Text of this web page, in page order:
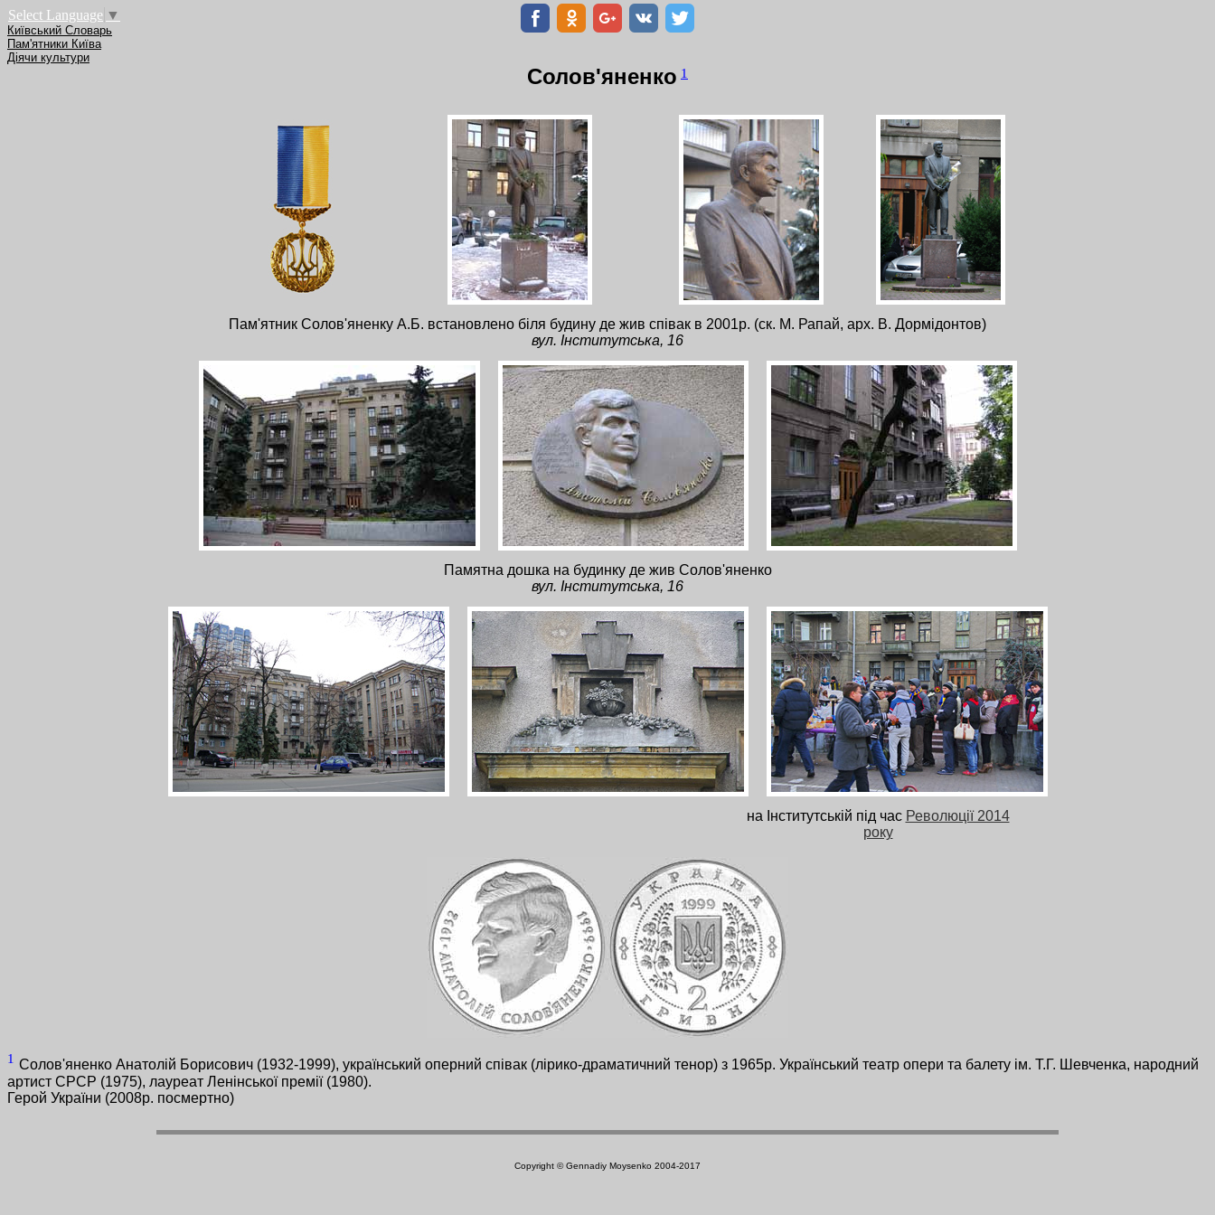
Select Language ▼
Київський Словарь
Пам'ятники Київа
Діячи культури
Солов'яненко 1
Пам'ятник Солов'яненку А.Б. встановлено біля будину де жив співак в 2001р. (ск. М. Рапай, арх. В. Дормідонтов)
вул. Інститутська, 16
Памятна дошка на будинку де жив Солов'яненко
вул. Інститутська, 16
на Інститутській під час Революції 2014
року
1 Солов'яненко Анатолій Борисович (1932-1999), український оперний співак (лірико-драматичний тенор) з 1965р. Український театр опери та балету ім. Т.Г. Шевченка, народний
артист СРСР (1975), лауреат Ленінської премії (1980).
Герой України (2008р. посмертно)
Copyright © Gennadiy Moysenko 2004-2017